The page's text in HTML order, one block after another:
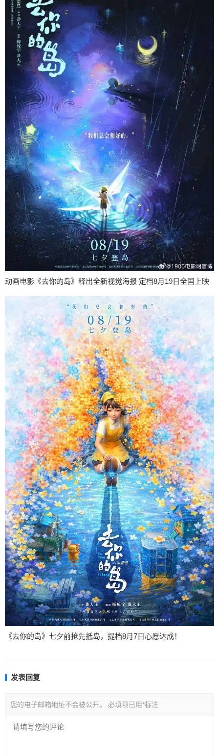
动画电影《去你的岛》释出全新视觉海报 定档8月19日全国上映
《去你的岛》七夕前抢先抵岛，提档8月7日心愿达成！
发表回复
您的电子邮箱地址不会被公开。 必填项已用*标注